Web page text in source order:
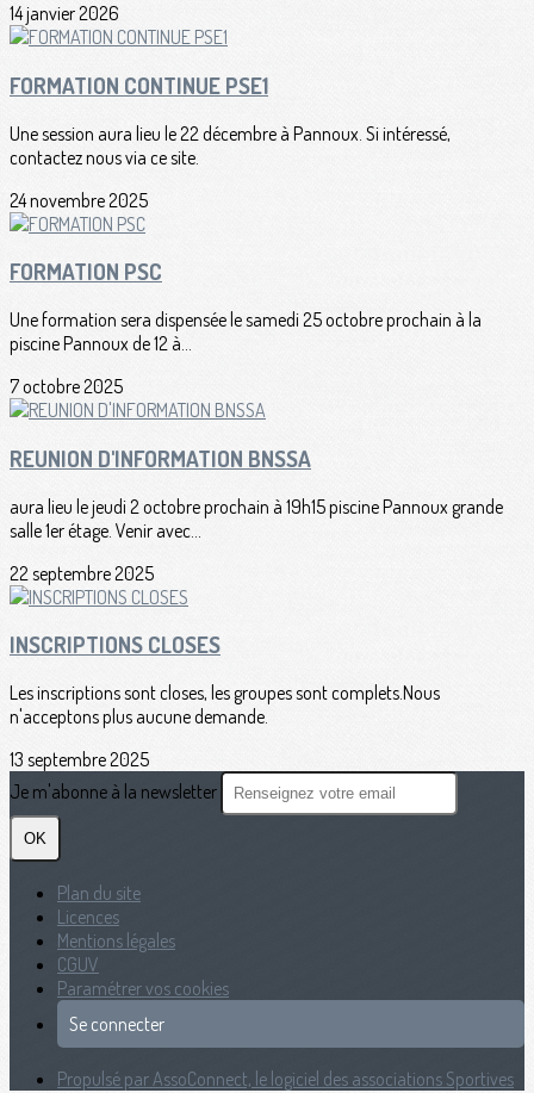
14 janvier 2026
FORMATION CONTINUE PSE1
Une session aura lieu le 22 décembre à Pannoux. Si intéressé,
contactez nous via ce site.
24 novembre 2025
FORMATION PSC
Une formation sera dispensée le samedi 25 octobre prochain à la
piscine Pannoux de 12 à...
7 octobre 2025
REUNION D'INFORMATION BNSSA
aura lieu le jeudi 2 octobre prochain à 19h15 piscine Pannoux grande
salle 1er étage. Venir avec...
22 septembre 2025
INSCRIPTIONS CLOSES
Les inscriptions sont closes, les groupes sont complets.Nous
n'acceptons plus aucune demande.
13 septembre 2025
Je m'abonne à la newsletter
OK
Plan du site
Licences
Mentions légales
CGUV
Paramétrer vos cookies
Se connecter
Propulsé par AssoConnect, le logiciel des associations Sportives